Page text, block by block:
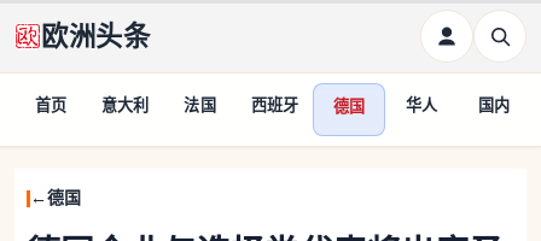
欧洲头条
首页 意大利 法国 西班牙 德国 华人 国内
德国